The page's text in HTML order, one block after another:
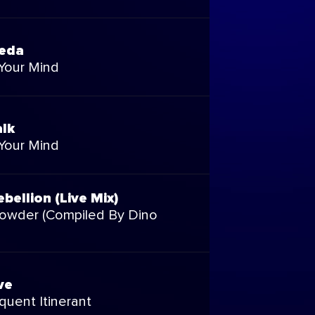
Mind
Mind
(Live Mix)
(Compiled By Dino
Itinerant